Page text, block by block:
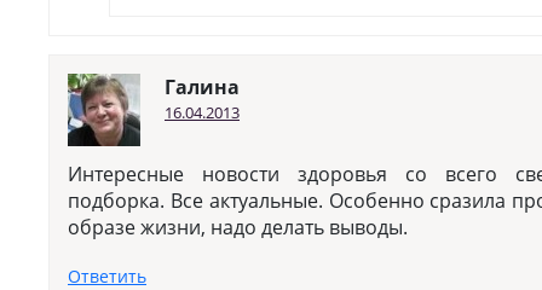
Галина
16.04.2013
Интересные новости здоровья со всего
подборка. Все актуальные. Особенно сразила
образе жизни, надо делать выводы.
Ответить